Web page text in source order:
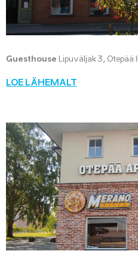
Guesthouse Lipuväljak 3, Otepää
LOE LÄHEMALT